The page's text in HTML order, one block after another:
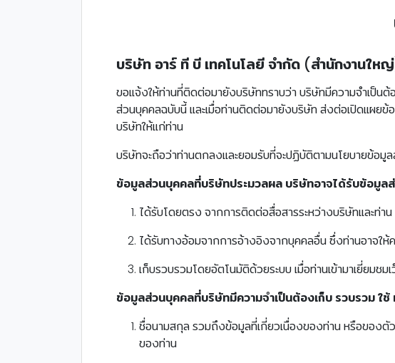
บริษัท อาร์ ที บี เทคโนโลยี จำกัด (สำนักงานให
ขอแจ้งให้ท่านที่ติดต่อมายังบริษัททราบว่า บริษัทมีความจำเป็น
ส่วนบุคคลฉบับนี้ และเมื่อท่านติดต่อมายังบริษัท ส่งต่อเปิดเเผย
บริษัทให้แก่ท่าน
บริษัทจะถือว่าท่านตกลงและยอมรับที่จะปฏิบัติตามนโยบายข้อมู
ข้อมูลส่วนบุคคลที่บริษัทประมวลผล บริษัทอาจได้รับข้อมูล
ได้รับโดยตรง จากการติดต่อสื่อสารระหว่างบริษัทและท่าน
ได้รับทางอ้อมจากการอ้างอิงจากบุคคลอื่น ซึ่งท่านอาจใ
เก็บรวบรวมโดยอัตโนมัติด้วยระบบ เมื่อท่านเข้ามาเยี่ยมช
ข้อมูลส่วนบุคคลที่บริษัทมีความจำเป็นต้องเก็บ รวบรวม ใ
ชื่อนามสกุล รวมถึงข้อมูลที่เกี่ยวเนื่องของท่าน หรือของ
ของท่าน